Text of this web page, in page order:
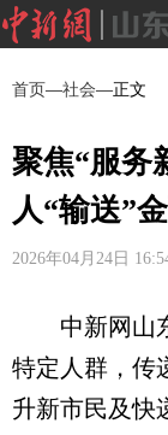
首页—社会—正文
聚焦“服务
人“输送”
2026年04月24日
中新网山东
特定人群，传
升新市民及快